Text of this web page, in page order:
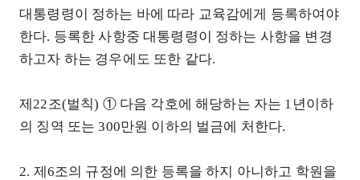
대통령령이 정하는 바에 따라 교육감에게 등록하여야
한다. 등록한 사항중 대통령령이 정하는 사항을 변경
하고자 하는 경우에도 또한 같다.
제22조(벌칙) ① 다음 각호에 해당하는 자는 1년이하
의 징역 또는 300만원 이하의 벌금에 처한다.
2. 제6조의 규정에 의한 등록을 하지 아니하고 학원을